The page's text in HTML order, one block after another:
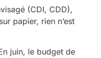
(CDI, CDD),
papier, rien n’est
juin, le budget de